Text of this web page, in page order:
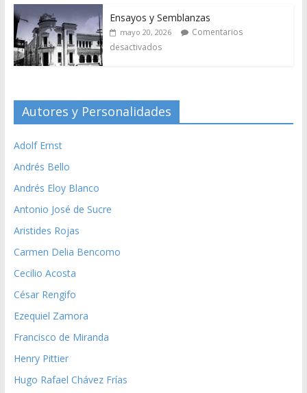
Ensayos y Semblanzas
mayo 20, 2026
Comentarios
desactivados
Autores y Personalidades
Adolf Ernst
Andrés Bello
Andrés Eloy Blanco
Antonio José de Sucre
Aristides Rojas
Carmen Delia Bencomo
Cecilio Acosta
César Rengifo
Ezequiel Zamora
Francisco de Miranda
Henry Pittier
Hugo Rafael Chávez Frías